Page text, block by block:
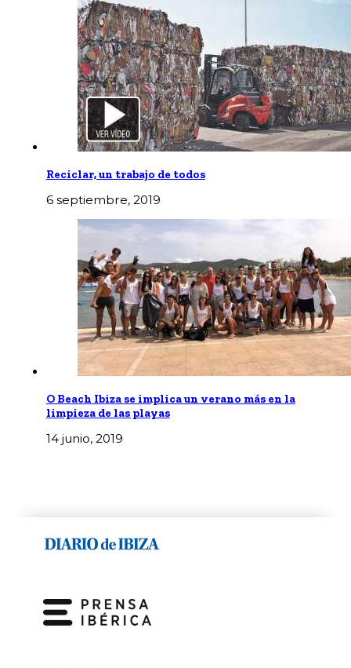
Reciclar, un trabajo de todos
6 septiembre, 2019
O Beach Ibiza se implica un verano más en la
limpieza de las playas
14 junio, 2019